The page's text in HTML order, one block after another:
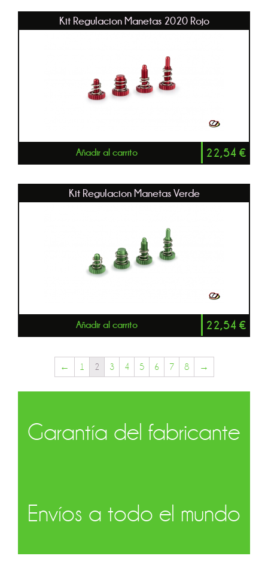
Kit Regulacion Manetas 2020 Rojo
Añadir al carrito 22,54 €
Kit Regulacion Manetas Verde
Añadir al carrito 22,54 €
← 1 2 3 4 5 6 7 8 →
Garantía del fabricante
Envíos a todo el mundo